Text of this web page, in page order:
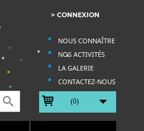
> CONNEXION
NOUS CONNAÎTRE
NOS ACTIVITÉS
LA GALERIE
CONTACTEZ-NOUS
 (0) 